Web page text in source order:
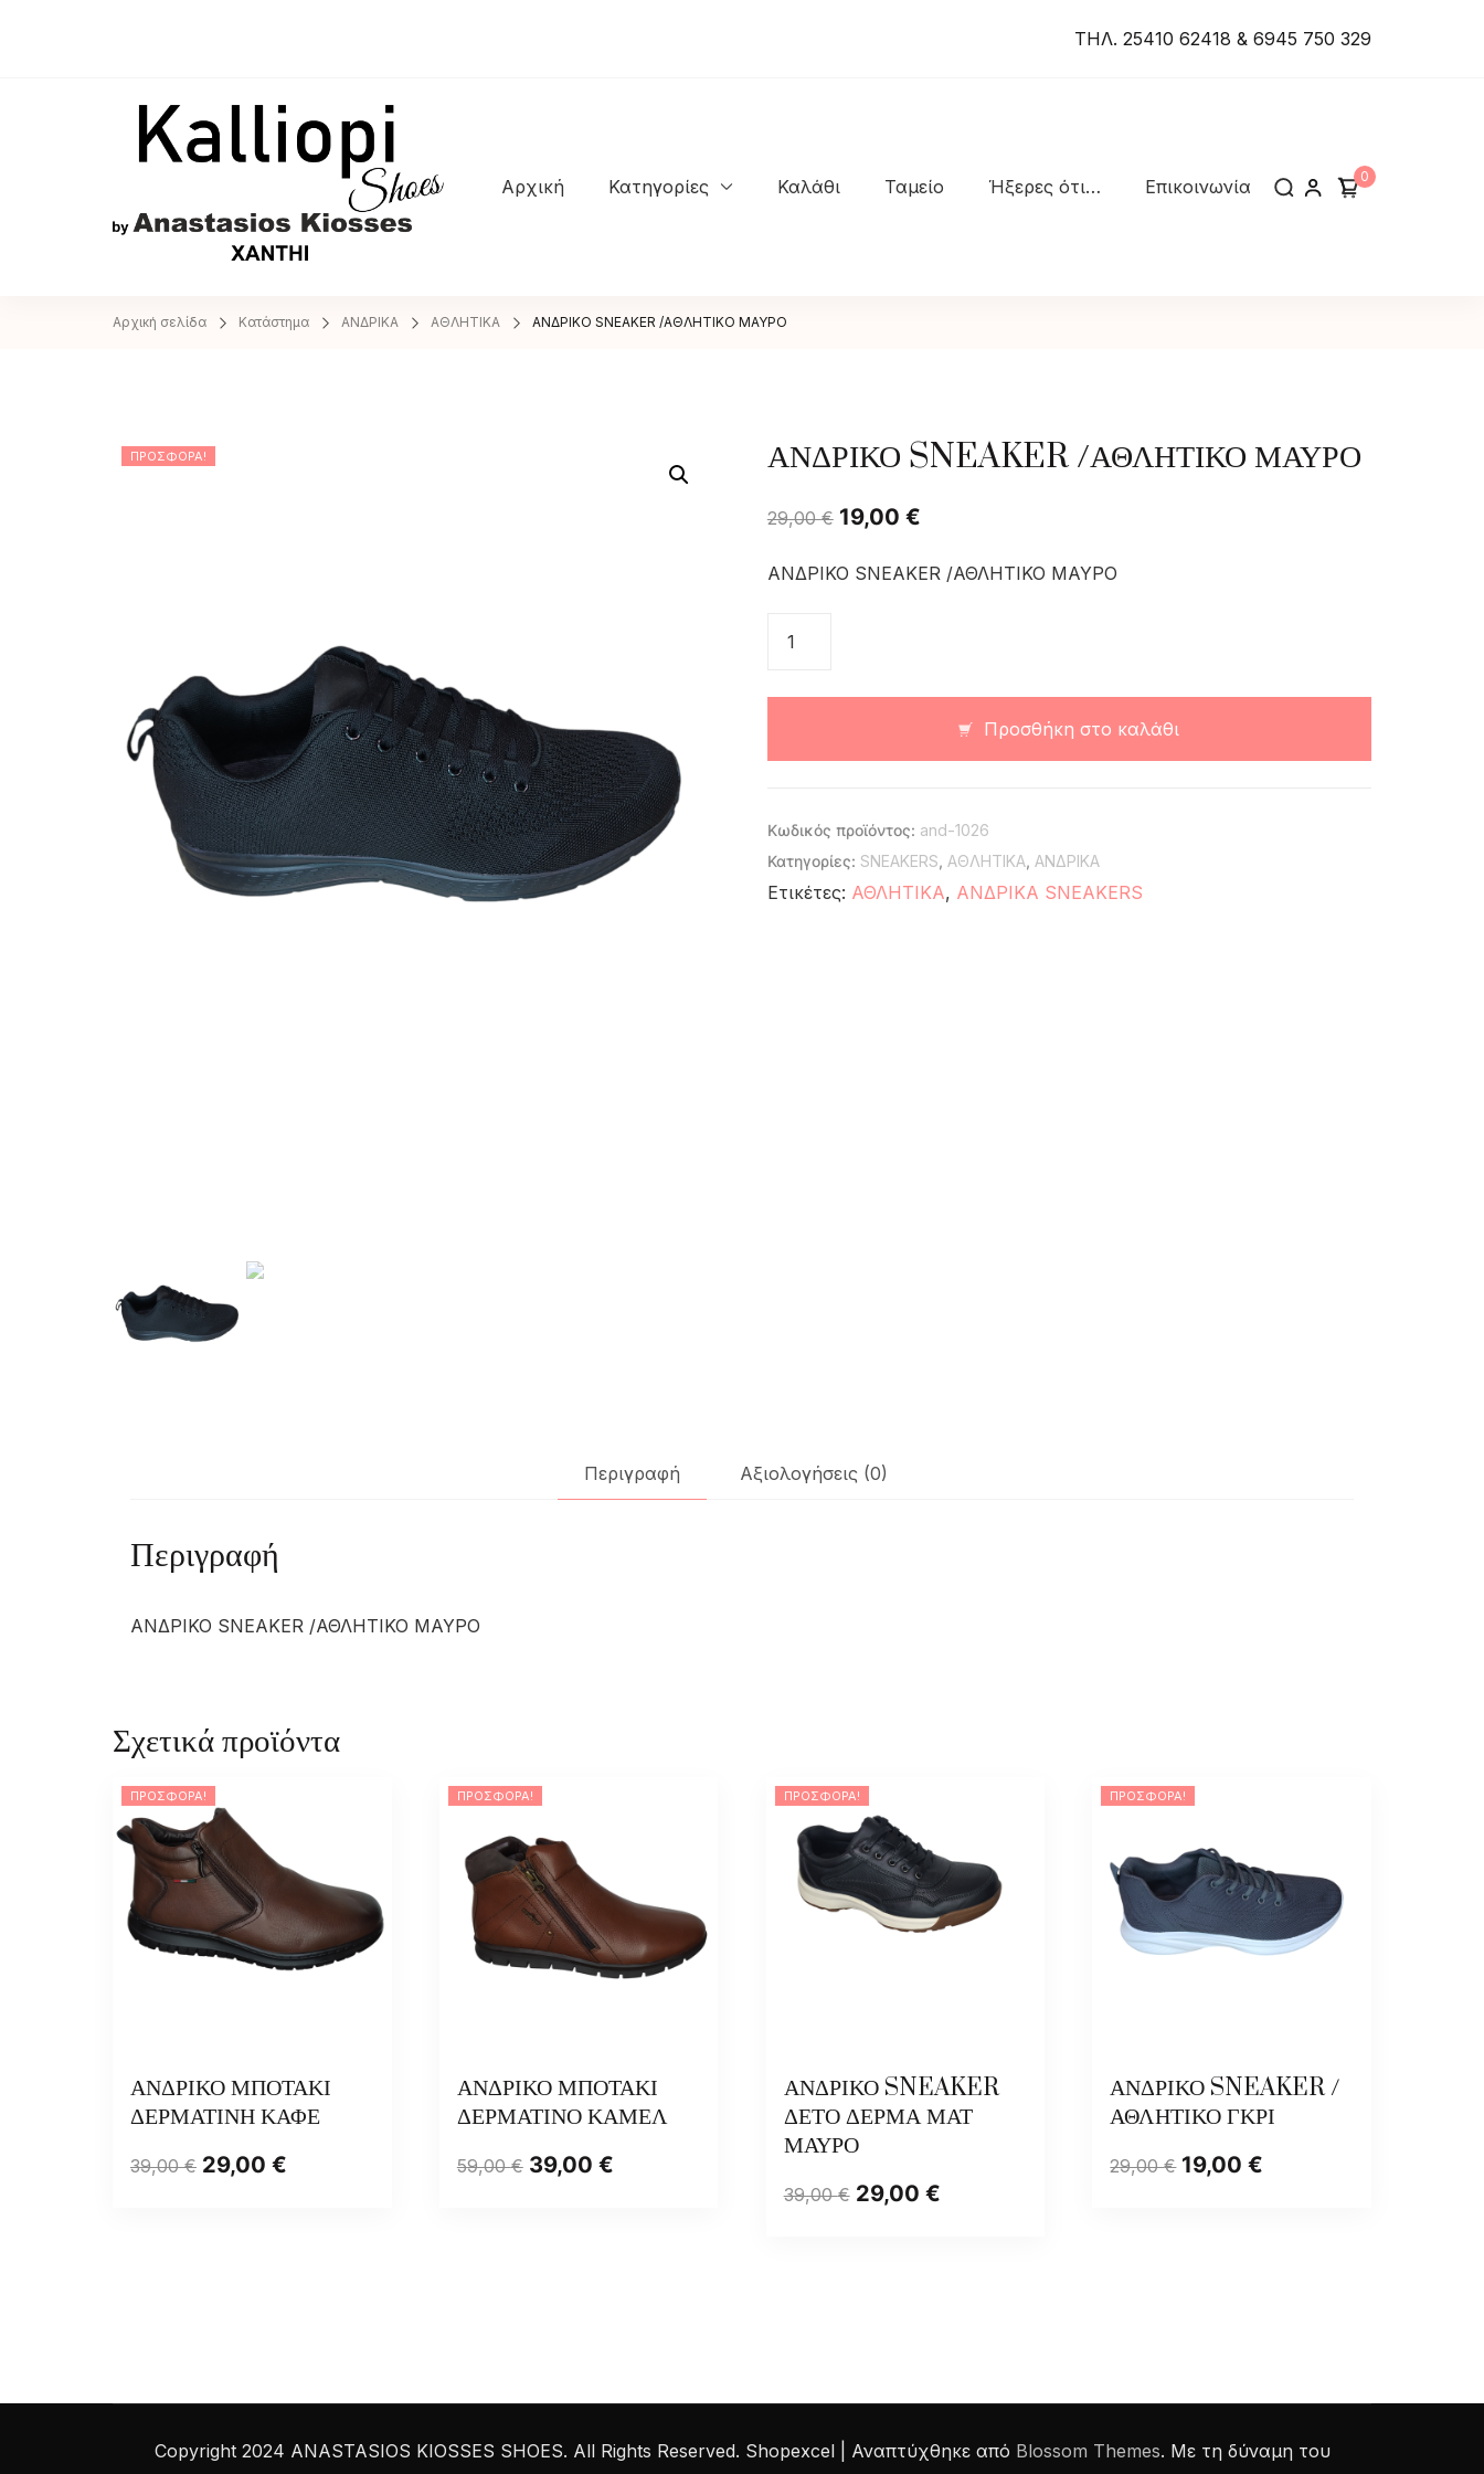
ΤΗΛ. 25410 62418 & 6945 750 329
ANASTASIOS KIOSSES SHOES
Αρχική Κατηγορίες Καλάθι Ταμείο Ήξερες ότι… Επικοινωνία 0
Αρχική σελίδα Κατάστημα ΑΝΔΡΙΚΑ ΑΘΛΗΤΙΚΑ ΑΝΔΡΙΚΟ SNEAKER /ΑΘΛΗΤΙΚΟ ΜΑΥΡΟ
ΠΡΟΣΦΟΡΆ! ΑΝΔΡΙΚΟ SNEAKER /ΑΘΛΗΤΙΚΟ ΜΑΥΡΟ
29,00€ 19,00 €
ΑΝΔΡΙΚΟ SNEAKER /ΑΘΛΗΤΙΚΟ ΜΑΥΡΟ
Προσθήκη στο καλάθι
Κωδικός προϊόντος: and-1026
Κατηγορίες: SNEAKERS, ΑΘΛΗΤΙΚΑ, ΑΝΔΡΙΚΑ
Ετικέτες: ΑΘΛΗΤΙΚΑ, ΑΝΔΡΙΚΑ SNEAKERS
Περιγραφή Αξιολογήσεις (0)
Περιγραφή
ΑΝΔΡΙΚΟ SNEAKER /ΑΘΛΗΤΙΚΟ ΜΑΥΡΟ
Σχετικά προϊόντα
ΠΡΟΣΦΟΡΆ!
ΑΝΔΡΙΚΟ ΜΠΟΤΑΚΙ
ΔΕΡΜΑΤΙΝΗ ΚΑΦΕ
39,00€ 29,00 €
ΠΡΟΣΦΟΡΆ!
ΑΝΔΡΙΚΟ ΜΠΟΤΑΚΙ
ΔΕΡΜΑΤΙΝΟ ΚΑΜΕΛ
59,00€ 39,00 €
ΠΡΟΣΦΟΡΆ!
ΑΝΔΡΙΚΟ SNEAKER
ΔΕΤΟ ΔΕΡΜΑ ΜΑΤ
ΜΑΥΡΟ
39,00€ 29,00 €
ΠΡΟΣΦΟΡΆ!
ΑΝΔΡΙΚΟ SNEAKER /
ΑΘΛΗΤΙΚΟ ΓΚΡΙ
29,00€ 19,00€
Copyright 2024 ANASTASIOS KIOSSES SHOES. All Rights Reserved. Shopexcel | Αναπτύχθηκε από Blossom Themes. Με τη δύναμη του